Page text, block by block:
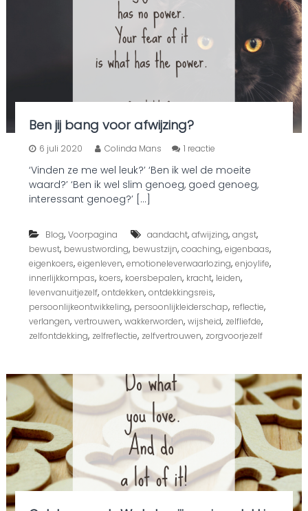
n
a
n
?
Ben jij bang voor afwijzing?
6 juli 2020 Colinda Mans 1 reactieo
B
e
j
b
a
n
g
v
o
o
r
w
z
i
?
‘Vinden ze me wel leuk?’ ‘Ben ik wel de moeite
waard?’ ‘Ben ik wel slim genoeg, goed genoeg,
interessant genoeg?’ […]
Blog, Voorpagina aandacht, afwijzing, angst,
bewust, bewustwording, bewustzijn, coaching, eigenbaas,
eigenkoers, eigenleven, emotioneleverwaarlozing, enjoylife,
innerlijkkompas, koers, koersbepalen, kracht, leiden,
levenvanuitjezelf, ontdekken, ontdekkingsreis,
persoonlijkeontwikkeling, persoonlijkleiderschap, reflectie,
verlangen, vertrouwen, wakkerworden, wijsheid, zelfliefde,
zelfontdekking, zelfreflectie, zelfvertrouwen, zorgvoorjezelf